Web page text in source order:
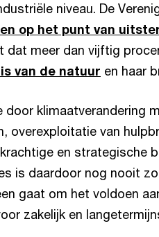
niveau. De
op het punt van
dat meer dan vijftig
van de natuur en haar
klimaatverandering
overexploitatie van
en strategische
is daardoor nog nooit
gaat om het voldoen
zakelijk en